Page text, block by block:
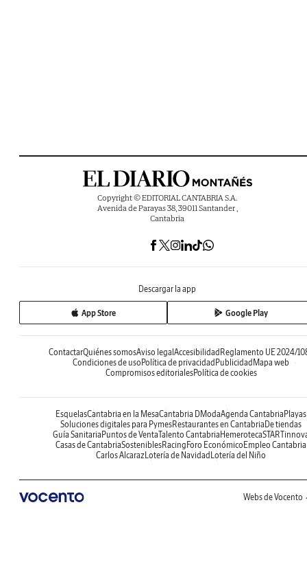
Copyright © EDITORIAL CANTABRIA S.A.
Avenida de Parayas 38, 39011 Santander ,
Cantabria
Descargar la app
App Store Google Play
ContactarQuiénes somosAviso legal Accesibilidad Reglamento UE 2024/
Condiciones de uso Política de privacidad Publicidad Mapa web
Compromisos editorialesPolítica de cookies
EsquelasCantabria en la MesaCantabria DModaAgenda Cantabria Playas
Soluciones digitales para PymesRestaurantes en Cantabria De tiendas
Guía Sanitaria Puntos de VentaTalento Cantabria Hemeroteca
Casas de CantabriaSosteniblesRacing Foro Económico Empleo Cantabria
Carlos AlcarazLotería de Navidad Lotería del Niño
Webs de Vocento